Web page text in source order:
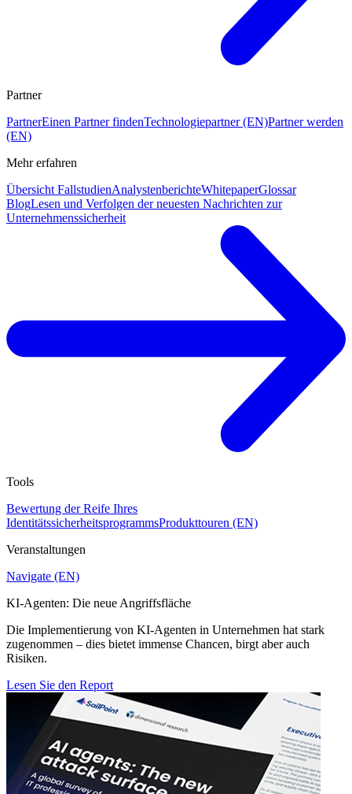
Partner
PartnerEinen Partner findenTechnologiepartner (EN)Partner werden
(EN)
Mehr erfahren
Übersicht FallstudienAnalystenberichteWhitepaperGlossar
BlogLesen und Verfolgen der neuesten Nachrichten zur
Unternehmenssicherheit
Tools
Bewertung der Reife Ihres
IdentitätssicherheitsprogrammsProdukttouren (EN)
Veranstaltungen
Navigate (EN)
KI-Agenten: Die neue Angriffsfläche
Die Implementierung von KI-Agenten in Unternehmen hat stark
zugenommen – dies bietet immense Chancen, birgt aber auch
Risiken.
Lesen Sie den Report